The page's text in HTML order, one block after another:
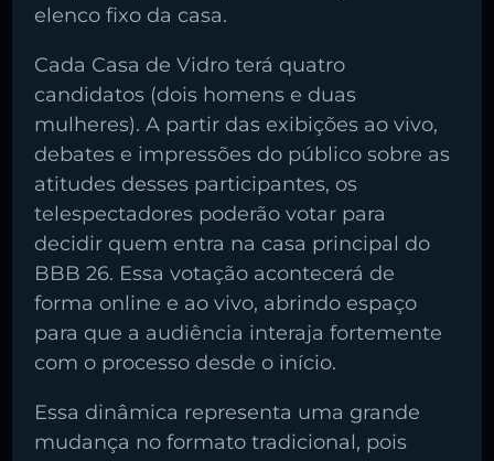
elenco fixo da casa.
Cada Casa de Vidro terá quatro
candidatos (dois homens e duas
mulheres). A partir das exibições ao vivo,
debates e impressões do público sobre as
atitudes desses participantes, os
telespectadores poderão votar para
decidir quem entra na casa principal do
BBB 26. Essa votação acontecerá de
forma online e ao vivo, abrindo espaço
para que a audiência interaja fortemente
com o processo desde o início.
Essa dinâmica representa uma grande
mudança no formato tradicional, pois